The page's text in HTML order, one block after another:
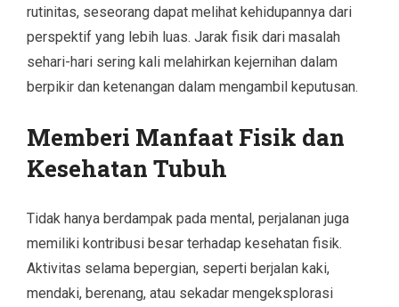
rutinitas, seseorang dapat melihat kehidupannya dari
perspektif yang lebih luas. Jarak fisik dari masalah
sehari-hari sering kali melahirkan kejernihan dalam
berpikir dan ketenangan dalam mengambil keputusan.
Memberi Manfaat Fisik dan
Kesehatan Tubuh
Tidak hanya berdampak pada mental, perjalanan juga
memiliki kontribusi besar terhadap kesehatan fisik.
Aktivitas selama bepergian, seperti berjalan kaki,
mendaki, berenang, atau sekadar mengeksplorasi